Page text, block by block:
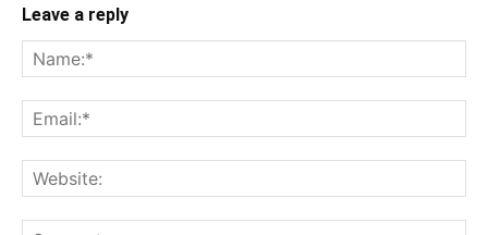
Leave a reply